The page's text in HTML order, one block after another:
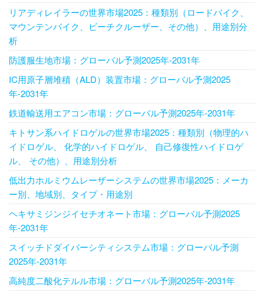
リアディレイラーの世界市場2025：種類別（ロードバイク、
マウンテンバイク、ビーチクルーザー、その他）、用途別分
析
防護服生地市場：グローバル予測2025年-2031年
IC用原子層堆積（ALD）装置市場：グローバル予測2025
年-2031年
鉄道輸送用エアコン市場：グローバル予測2025年-2031年
キトサン系ハイドロゲルの世界市場2025：種類別（物理的ハ
イドロゲル、 化学的ハイドロゲル、 自己修復性ハイドロゲ
ル、 その他）、用途別分析
低出力ホルミウムレーザーシステムの世界市場2025：メーカ
ー別、地域別、タイプ・用途別
ヘキサミジンジイセチオネート市場：グローバル予測2025
年-2031年
スイッチドダイバーシティシステム市場：グローバル予測
2025年-2031年
高純度二酸化テルル市場：グローバル予測2025年-2031年